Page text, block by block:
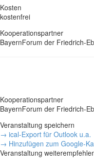
Kosten
kostenfrei
Kooperationspartner
BayernForum der Friedrich-
Kooperationspartner
BayernForum der Friedrich-
Veranstaltung speichern
→ ical-Export für Outlook u.a.
→ Hinzufügen zum Google-
Veranstaltung